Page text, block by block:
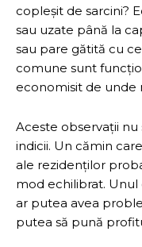
copleșit de sarcini?
sau uzate până la
sau pare gătită cu
comune sunt
economisit de unde
Aceste observații
indicii. Un cămin
ale rezidenților
mod echilibrat. Unul
ar putea avea
putea să pună